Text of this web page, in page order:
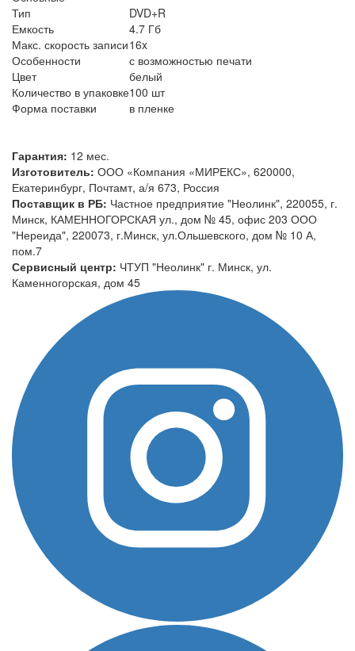
Тип
DVD+R
Емкость
4.7 Гб
Макс. скорость записи16x
Особенности
с возможностью печати
Цвет
белый
Количество в упаковке100 шт
Форма поставки
в пленке
Гарантия: 12 мес.
Изготовитель: ООО «Компания «МИРЕКС», 620000,
Екатеринбург, Почтамт, а/я 673, Россия
Поставщик в РБ: Частное предприятие "Неолинк", 220055, г.
Минск, КАМЕННОГОРСКАЯ ул., дом № 45, офис 203 ООО
"Нереида", 220073, г.Минск, ул.Ольшевского, дом № 10 А,
пом.7
Сервисный центр: ЧТУП "Неолинк" г. Минск, ул.
Каменногорская, дом 45